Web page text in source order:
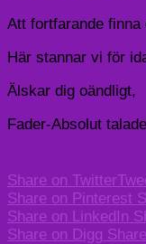
Att fortfarande
Här stannar vi för
Älskar dig oändligt,
Fader-Absolut
Share on Twitter
Share on Pinterest
Share on LinkedIn
Share on Digg Share